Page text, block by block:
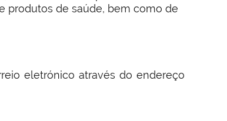
produtos de saúde, bem como de
eletrónico através do endereço